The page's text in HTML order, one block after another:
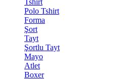
Tshirt
Polo Tshirt
Forma
Şort
Tayt
Şortlu Tayt
Mayo
Atlet
Boxer